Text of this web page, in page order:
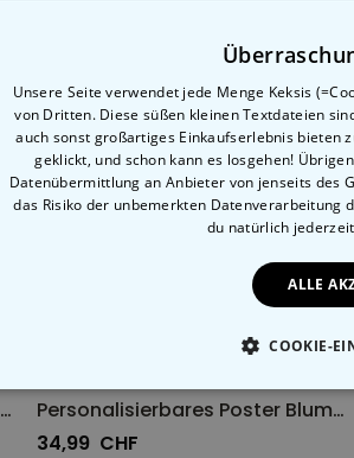
Personalisierbares Poster Spielkarte mit Foto
Personalisierbares Poster Blumenstrauß mit Handabdruck
34,99 CHF
Unsere Seite verwendet jede Menge Keksis
von Dritten. Diese süßen kleinen Textdateien
auch sonst großartiges Einkaufserlebnis bieten
geklickt, und schon kann es losgehen!
Datenübermittlung an Anbieter von jenseits des
das Risiko der unbemerkten Datenverarbeitung
du natürlich
ALLE
COOKIE-
ESSENTIELL